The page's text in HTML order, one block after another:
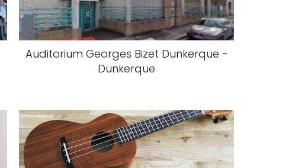
Auditorium Georges Bizet Dunkerque -
Dunkerque